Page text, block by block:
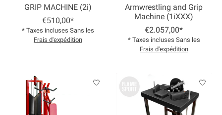
GRIP MACHINE (2i)
€510,00*
* Taxes incluses Sans les
Frais d'expédition
Armwrestling and Grip
Machine (1iXXX)
€2.057,00*
* Taxes incluses Sans les
Frais d'expédition